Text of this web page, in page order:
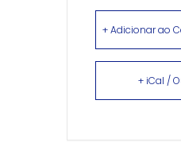
+ Adicionar ao
+ iCal /